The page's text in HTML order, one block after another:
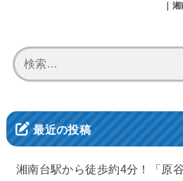
｜
索:
最近の投稿
湘南台駅から徒歩約4分！「原